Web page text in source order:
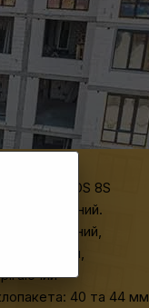
6S, WDS 8S
піщаний.
двокамерний,
40 та 44 мм